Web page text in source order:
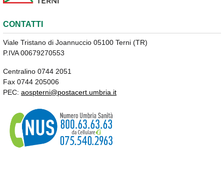
CONTATTI
Viale Tristano di Joannuccio 05100 Terni (TR)
P.IVA 00679270553
Centralino 0744 2051
Fax 0744 205006
PEC: aospterni@postacert.umbria.it